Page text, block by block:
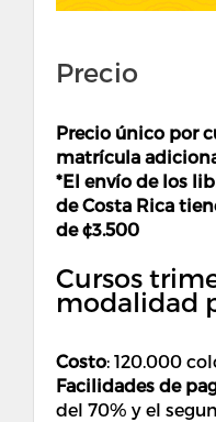
Precio
Precio único por
matrícula
*El envío de los
de Costa Rica
de ¢3.500
Cursos
modalidad
Costo: 120.000
Facilidades de
del 70% y el